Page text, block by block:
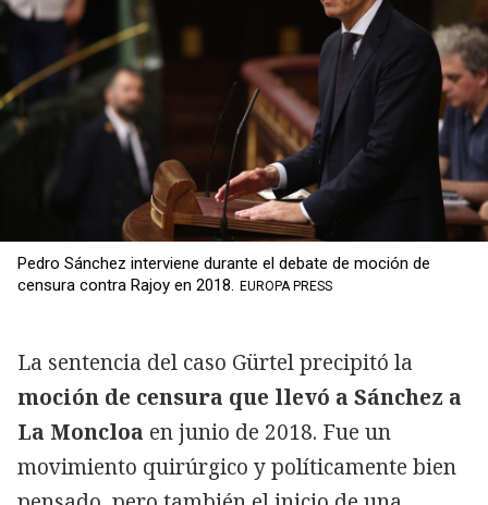
Pedro Sánchez interviene durante el debate de moción de
censura contra Rajoy en 2018. EUROPA PRESS
La sentencia del caso Gürtel precipitó la
moción de censura que llevó a Sánchez a
La Moncloa en junio de 2018. Fue un
movimiento quirúrgico y políticamente bien